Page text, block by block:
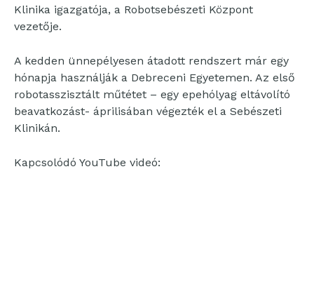
Klinika igazgatója, a Robotsebészeti Központ
vezetője.
A kedden ünnepélyesen átadott rendszert már egy
hónapja használják a Debreceni Egyetemen. Az első
robotasszisztált műtétet – egy epehólyag eltávolító
beavatkozást- áprilisában végezték el a Sebészeti
Klinikán.
Kapcsolódó YouTube videó: